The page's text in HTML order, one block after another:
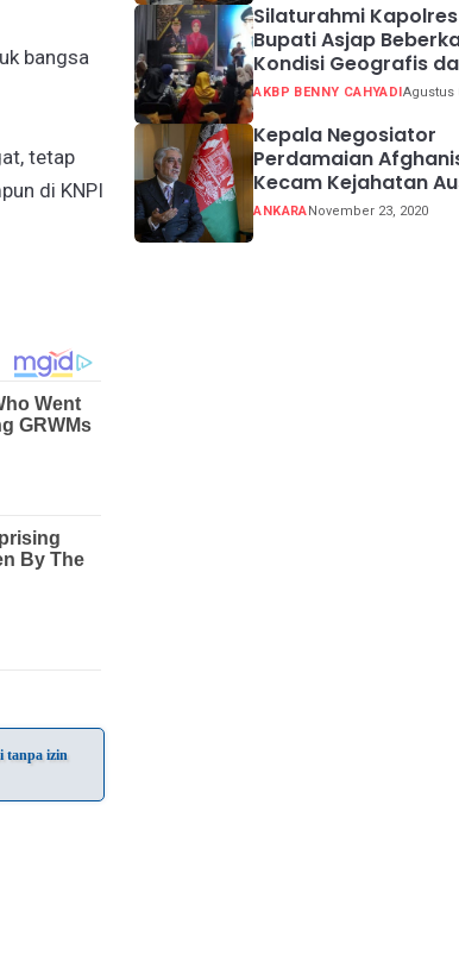
bangsa
tetap
di KNPI
tanpa izin
Silaturahmi
Bupati Asjap
Kondisi Geografis
Potensi Kabupaten
AKBP BENNY CAHYADIAgustus
Kepala Negosiator
Perdamaian
Kecam Kejahatan
ANKARANovember 23, 2020